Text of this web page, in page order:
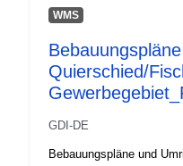
WMS
Bebauungspläne
Quierschied/
GDI-DE
Bebauungspläne und